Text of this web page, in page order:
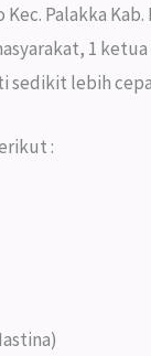
Palakka
1
sedikit lebih
: